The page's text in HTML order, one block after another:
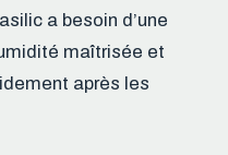
a besoin d’une
maîtrisée et
après les